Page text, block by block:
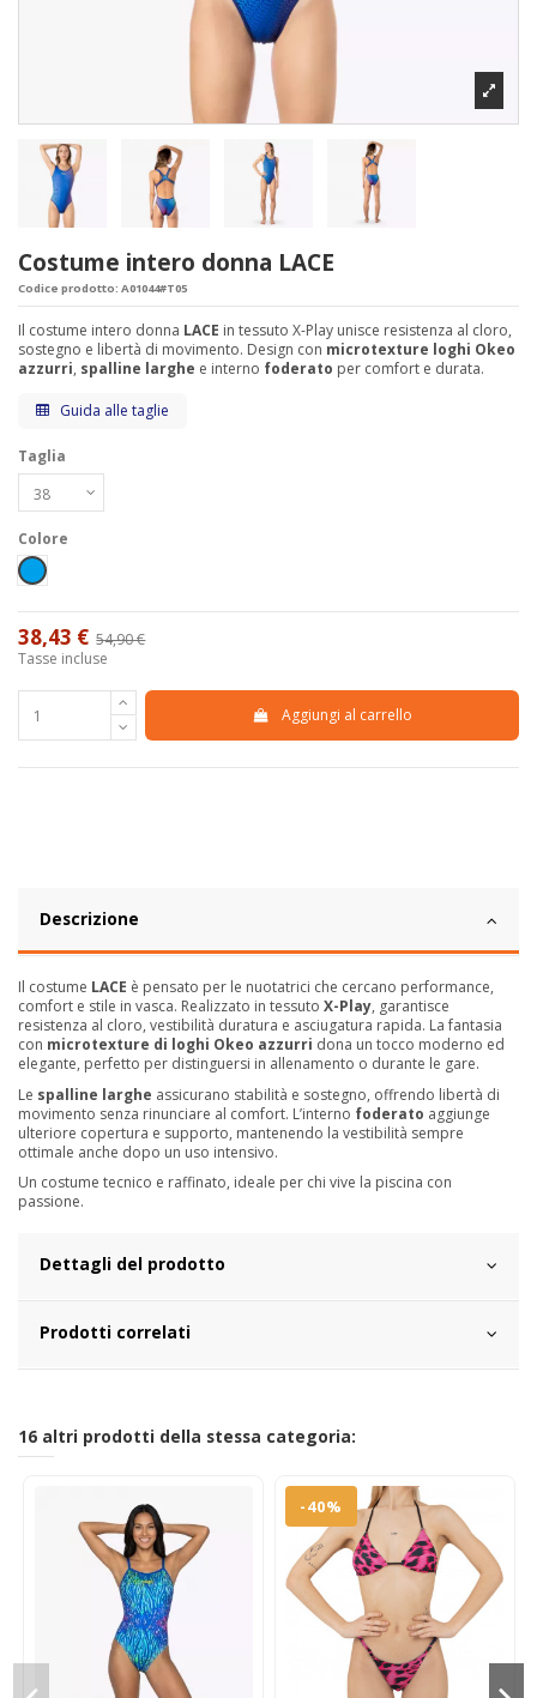
Costume intero donna LACE
Codice prodotto: A01044#T05
Il costume intero donna LACE in tessuto X-Play unisce resistenza al cloro,
sostegno e libertà di movimento. Design con microtexture loghi Okeo
azzurri, spalline larghe e interno foderato per comfort e durata.
Guida alle taglie
Taglia
Colore
Azzurro
38,43 € 54,90 €
Tasse incluse
Aggiungi al carrello
Descrizione
Il costume LACE è pensato per le nuotatrici che cercano performance,
comfort e stile in vasca. Realizzato in tessuto X-Play, garantisce
resistenza al cloro, vestibilità duratura e asciugatura rapida. La fantasia
con microtexture di loghi Okeo azzurri dona un tocco moderno ed
elegante, perfetto per distinguersi in allenamento o durante le gare.
Le spalline larghe assicurano stabilità e sostegno, offrendo libertà di
movimento senza rinunciare al comfort. L’interno foderato aggiunge
ulteriore copertura e supporto, mantenendo la vestibilità sempre
ottimale anche dopo un uso intensivo.
Un costume tecnico e raffinato, ideale per chi vive la piscina con
passione.
Dettagli del prodotto
Prodotti correlati
16 altri prodotti della stessa categoria:
-40%